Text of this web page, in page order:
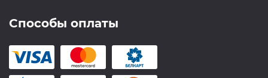
Способы оплаты